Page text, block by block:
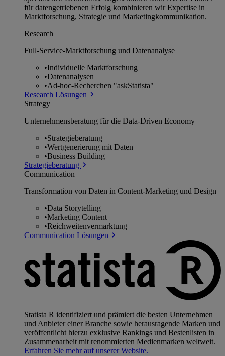
für datengetriebenen Erfolg kombinieren wir Expertise in
Marktforschung, Strategie und Marketingkommunikation.
Research
Full-Service-Marktforschung und Datenanalyse
•Individuelle Marktforschung
•Datenanalysen
•Ad-hoc-Recherchen "askStatista"
Research Lösungen
Strategy
Unternehmens­beratung für die Data-Driven Economy
•Strategieberatung
•Wertgenerierung mit Daten
•Business Building
Strategieberatung
Communication
Transformation von Daten in Content-Marketing und Design
•Data Storytelling
•Marketing Content
•Reichweitenvermarktung
Communication Lösungen
Statista R identifiziert und prämiert die besten Unternehmen
und Anbieter einer Branche sowie herausragende Marken und
veröffentlicht hierzu exklusive Rankings und Bestenlisten in
Zusammenarbeit mit renommierten Medienmarken weltweit.
Erfahren Sie mehr auf unserer Website.